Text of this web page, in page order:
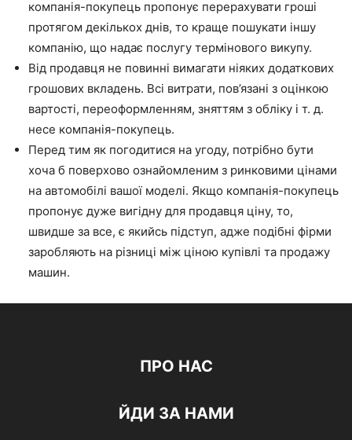
компанія-покупець пропонує перерахувати гроші
протягом декількох днів, то краще пошукати іншу
компанію, що надає послугу термінового викупу.
Від продавця не повинні вимагати ніяких додаткових
грошових вкладень. Всі витрати, пов’язані з оцінкою
вартості, переоформленням, зняттям з обліку і т. д.
несе компанія-покупець.
Перед тим як погодитися на угоду, потрібно бути
хоча б поверхово ознайомленим з ринковими цінами
на автомобілі вашої моделі. Якщо компанія-покупець
пропонує дуже вигідну для продавця ціну, то,
швидше за все, є якийсь підступ, адже подібні фірми
заробляють на різниці між ціною купівлі та продажу
машин.
ПРО НАС
ЙДИ ЗА НАМИ